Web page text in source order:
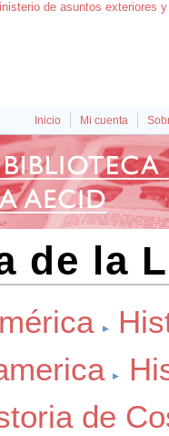
Inicio Mi cuenta
de la
de